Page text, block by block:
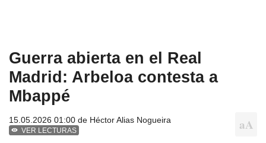
Guerra abierta en el Real
Madrid: Arbeloa contesta a
Mbappé
15.05.2026 01:00 de Héctor Alias Nogueira
VER LECTURAS